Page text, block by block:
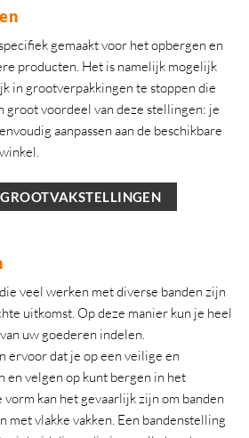
gemaakt voor het opbergen en
producten. Het is namelijk mogelijk
in grootverpakkingen te stoppen die
groot voordeel van deze stellingen: je
aanpassen aan de beschikbare
veel werken met diverse banden zijn
uitkomst. Op deze manier kun je heel
uw goederen indelen.
ervoor dat je op een veilige en
en velgen op kunt bergen in het
kan het gevaarlijk zijn om banden
met vlakke vakken. Een bandenstelling